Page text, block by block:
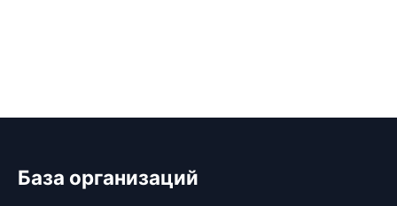
База организаций